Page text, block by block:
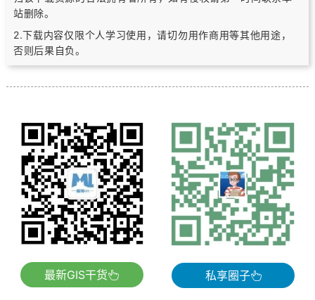
站删除。
2.下载内容仅限个人学习使用，请切勿用作商用等其他用途，
否则后果自负。
最新GIS干货 私享圈子